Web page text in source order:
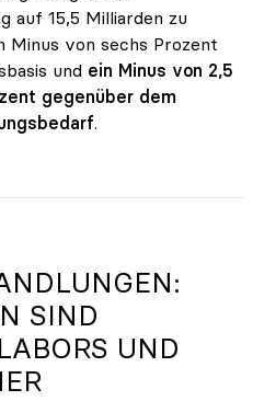
auf 15,5 Milliarden zu
Minus von sechs Prozent
und ein Minus von 2,5
gegenüber dem
.
Universitäten
SIND
UND